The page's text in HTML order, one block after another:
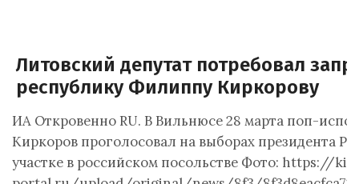
Литовский депутат потребовал
республику Филиппу Киркорову
ИА Откровенно RU. В Вильнюсе 28 марта поп-
Киркоров проголосовал на выборах президента
участке в российском посольстве Фото: https://